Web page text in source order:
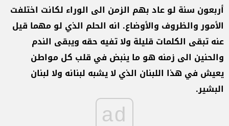
أربعون سنة لو عاد بهم الزمن الى الوراء لكانت اختلفت
الأمور والظروف والأوضاع. انه الحلم الذي لو مهما قيل
عنه تبقى الكلمات قليلة ولا تفيه حقه ويبقى الندم
والحنين الى زمنه هو ما ينبض في قلب كل مواطن
يعيش في هذا اللبنان الذي لا يشبه لبنانه ولا لبنان
البشير.
ad